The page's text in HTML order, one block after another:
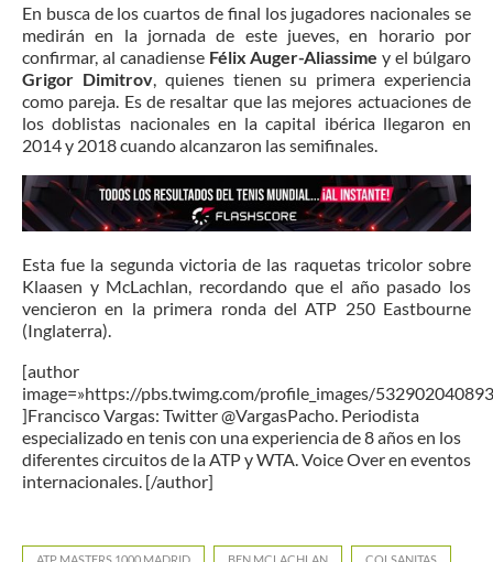
En busca de los cuartos de final los jugadores nacionales se
medirán en la jornada de este jueves, en horario por
confirmar, al canadiense Félix Auger-Aliassime y el búlgaro
Grigor Dimitrov, quienes tienen su primera experiencia
como pareja. Es de resaltar que las mejores actuaciones de
los doblistas nacionales en la capital ibérica llegaron en
2014 y 2018 cuando alcanzaron las semifinales.
Esta fue la segunda victoria de las raquetas tricolor sobre
Klaasen y McLachlan, recordando que el año pasado los
vencieron en la primera ronda del ATP 250 Eastbourne
(Inglaterra).
[author
image=»https://pbs.twimg.com/profile_images/
]Francisco Vargas: Twitter @VargasPacho. Periodista
especializado en tenis con una experiencia de 8 años en los
diferentes circuitos de la ATP y WTA. Voice Over en eventos
internacionales. [/author]
ATP MASTERS 1000 MADRID BEN MCLACHLAN COLSANITAS